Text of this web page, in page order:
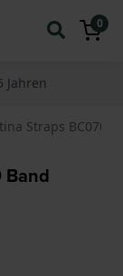
0
Jahren
Straps
Band